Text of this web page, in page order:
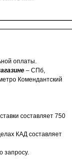
оплаты.
– СПб,
Комендантский
составляет 750
КАД составляет
запросу.